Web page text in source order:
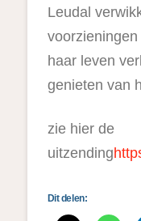
Leudal
haar leven
genieten van
zie hier de
uitzending
Dit delen: